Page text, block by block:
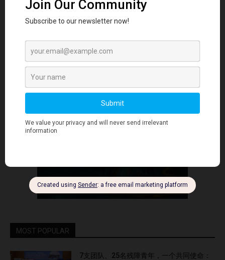
- Advertisment -
MOST POPULAR
7支团队、25名残障青年，一个共同使命：